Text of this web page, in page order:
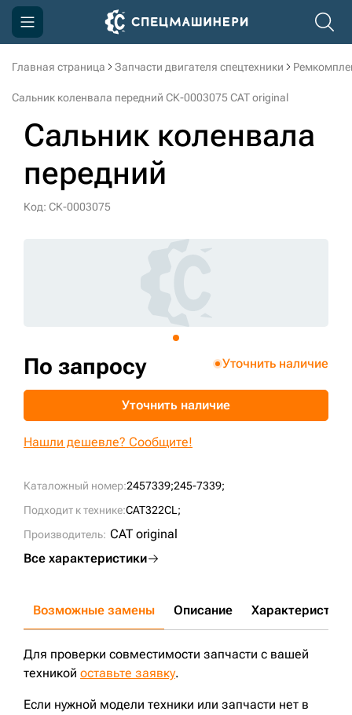
Главная страница Запчасти двигателя спецтехники
Сальник коленвала передний СК-0003075 CAT original
Сальник коленвала
передний
Код: СК-0003075
Каталожный номер:2457339;245-7339;
Подходит к технике:CAT322CL;
Производитель: CAT original
Все характеристики
По запросу Уточнить наличие
Уточнить наличие
Нашли дешевле? Сообщите!
Возможные замены Описание Характеристики
Для проверки совместимости запчасти с вашей
техникой оставьте заявку.
Если нужной модели техники или запчасти нет в
Компания
Доставка и оплата
Информация
Контакты
+7 (499) 394-50-93